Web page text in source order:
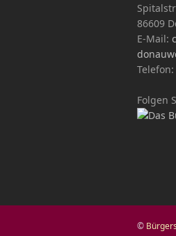
86609
E-Mail:
Telefon:
Folgen
©